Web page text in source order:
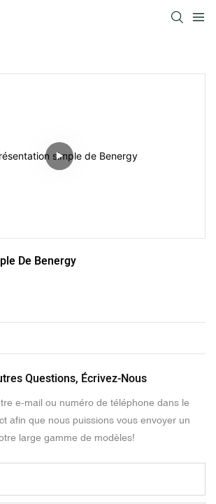
De Benergy
Questions, Écrivez-Nous
e-mail ou numéro de téléphone dans le
afin que nous puissions vous envoyer un
large gamme de modèles!